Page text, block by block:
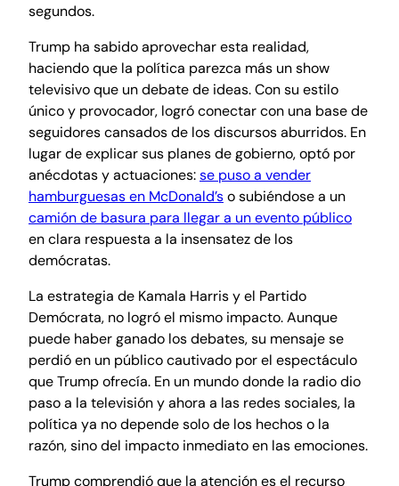
segundos.
Trump ha sabido aprovechar esta realidad,
haciendo que la política parezca más un show
televisivo que un debate de ideas. Con su estilo
único y provocador, logró conectar con una base de
seguidores cansados de los discursos aburridos. En
lugar de explicar sus planes de gobierno, optó por
anécdotas y actuaciones:se puso a vender
hamburguesas en McDonald’so subiéndose a un
camión de basura para llegar a un evento público
en clara respuesta a la insensatez de los
demócratas.
La estrategia de Kamala Harris y el Partido
Demócrata, no logró el mismo impacto. Aunque
puede haber ganado los debates, su mensaje se
perdió en un público cautivado por el espectáculo
que Trump ofrecía. En un mundo donde la radio dio
paso a la televisión y ahora a las redes sociales, la
política ya no depende solo de los hechos o la
razón, sino del impacto inmediato en las emociones.
Trump comprendió que la atención es el recurso